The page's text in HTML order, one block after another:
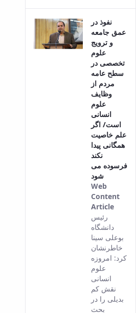
نفوذ در
عمق جامعه
و ترویج
علوم
تخصصی در
سطح عامه
مردم از
وظایف
علوم
انسانی
است/ اگر
علم خاصیت
همگانی پیدا
نکند
فرسوده می
شود
Web
Content
Article
from
the
رئیس
دانشگاه
بوعلی سینا
خاطرنشان
کرد: امروزه
علوم
انسانی
نقش کم
بدیلی را در
بحث